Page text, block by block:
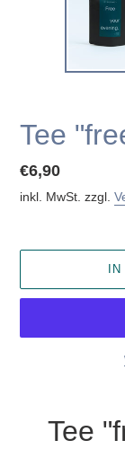
Tee
Normaler
Preis
€6,90
inkl. MwSt. zzgl.
Tee